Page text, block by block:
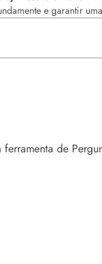
e garantir
de